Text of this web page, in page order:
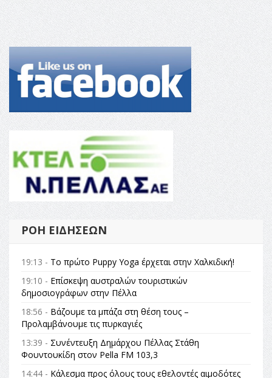
ΡΟΉ ΕΙΔΉΣΕΩΝ
19:13 - Το πρώτο Puppy Yoga έρχεται στην Χαλκιδική!
19:10 - Επίσκεψη αυστραλών τουριστικών
δημοσιογράφων στην Πέλλα
18:56 - Βάζουμε τα μπάζα στη θέση τους –
Προλαμβάνουμε τις πυρκαγιές
13:39 - Συνέντευξη Δημάρχου Πέλλας Στάθη
Φουντουκίδη στον Pella FM 103,3
14:44 - Κάλεσμα προς όλους τους εθελοντές αιμοδότες